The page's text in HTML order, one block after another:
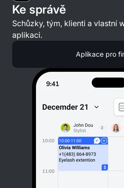
Ke správě
Schůzky, tým, klienti a vlastní
aplikaci.
Aplikace pro